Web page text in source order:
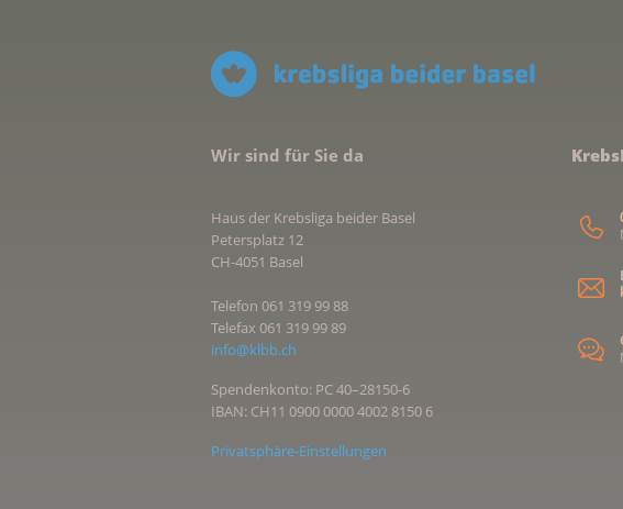
Wir sind für Sie da
Haus der Krebsliga beider Basel
Petersplatz 12
CH-4051 Basel
Telefon 061 319 99 88
Telefax 061 319 99 89
info@klbb.ch
Spendenkonto: PC 40–28150-6
IBAN: CH11 0900 0000 4002 8150 6
Privatsphäre-Einstellungen